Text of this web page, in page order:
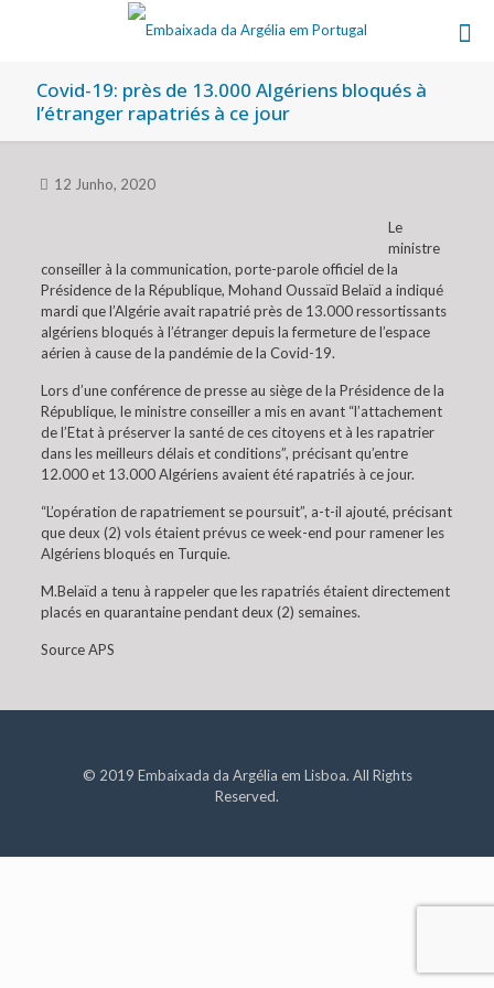
Covid-19: près de 13.000 Algériens bloqués à
l’étranger rapatriés à ce jour
12 Junho, 2020
Le
ministre
conseiller à la communication, porte-parole officiel de la
Présidence de la République, Mohand Oussaïd Belaïd a indiqué
mardi que l’Algérie avait rapatrié près de 13.000 ressortissants
algériens bloqués à l’étranger depuis la fermeture de l’espace
aérien à cause de la pandémie de la Covid-19.
Lors d’une conférence de presse au siège de la Présidence de la
République, le ministre conseiller a mis en avant “l’attachement
de l’Etat à préserver la santé de ces citoyens et à les rapatrier
dans les meilleurs délais et conditions”, précisant qu’entre
12.000 et 13.000 Algériens avaient été rapatriés à ce jour.
“L’opération de rapatriement se poursuit”, a-t-il ajouté, précisant
que deux (2) vols étaient prévus ce week-end pour ramener les
Algériens bloqués en Turquie.
M.Belaïd a tenu à rappeler que les rapatriés étaient directement
placés en quarantaine pendant deux (2) semaines.
Source APS
© 2019 Embaixada da Argélia em Lisboa. All Rights
Reserved.